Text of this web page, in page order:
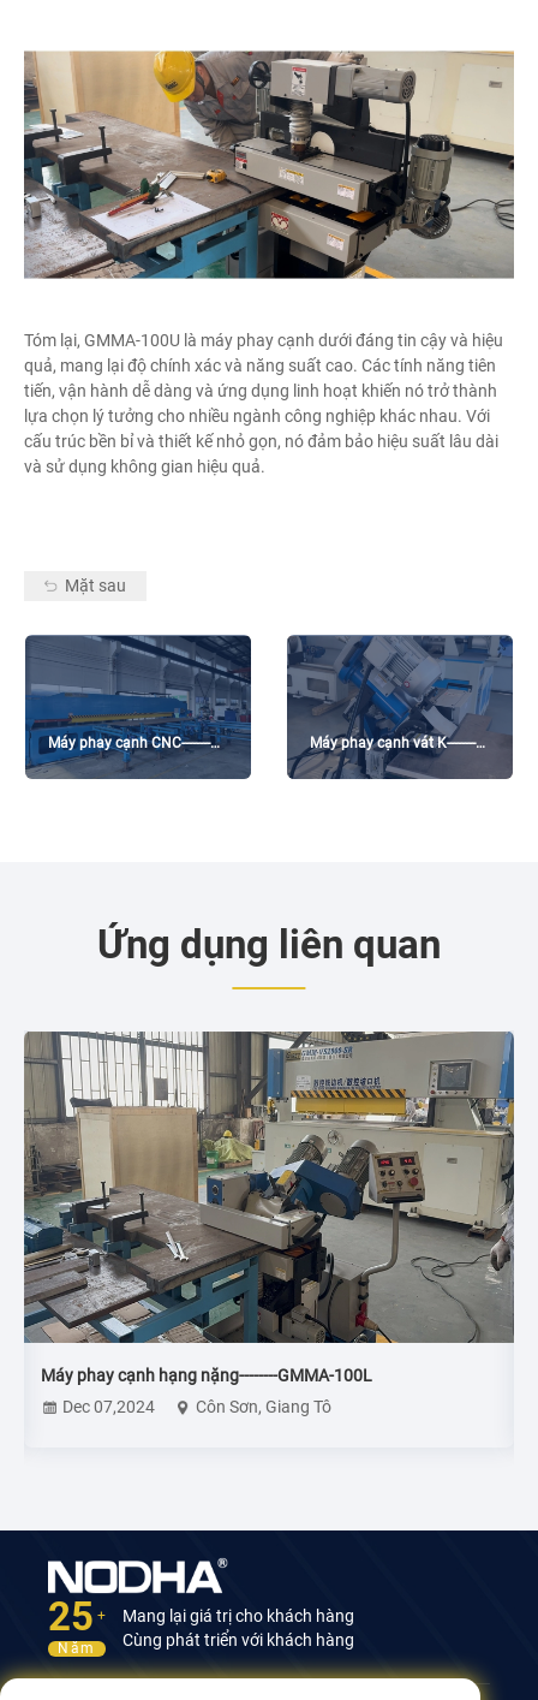
Tóm lại, GMMA-100U là máy phay cạnh dưới đáng tin cậy và hiệu
quả, mang lại độ chính xác và năng suất cao. Các tính năng tiên
tiến, vận hành dễ dàng và ứng dụng linh hoạt khiến nó trở thành
lựa chọn lý tưởng cho nhiều ngành công nghiệp khác nhau. Với
cấu trúc bền bỉ và thiết kế nhỏ gọn, nó đảm bảo hiệu suất lâu dài
và sử dụng không gian hiệu quả.
Mặt sau
Máy phay cạnh CNC--------
GMM-X8000
Máy phay cạnh vát K--------
GMMA-100K
Ứng dụng liên quan
Máy phay cạnh hạng nặng--------GMMA-100L
Dec 07,2024
Côn Sơn, Giang Tô
25 +
Năm
Mang lại giá trị cho khách hàng
Cùng phát triển với khách hàng